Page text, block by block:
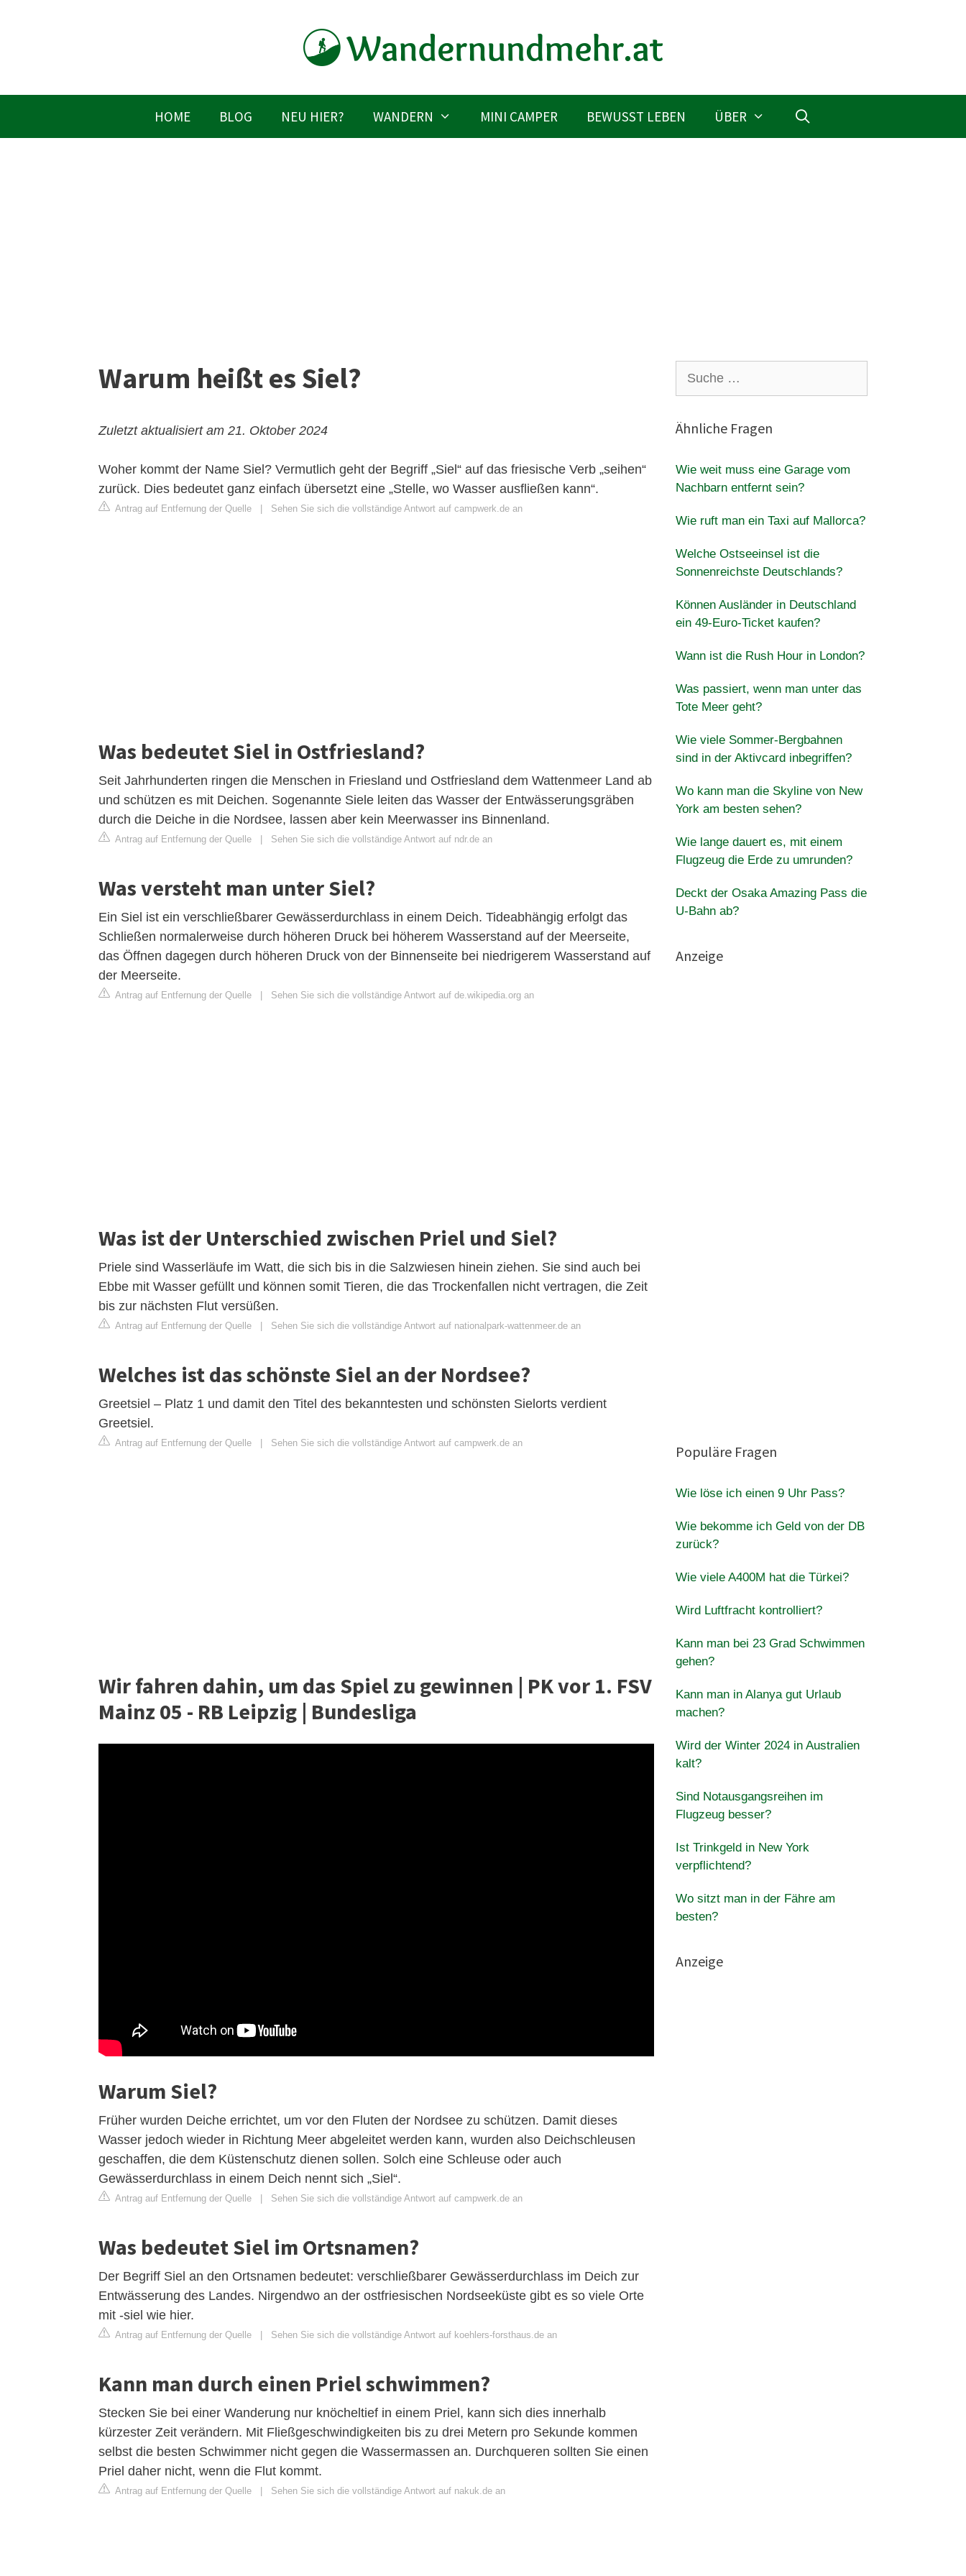
HOME BLOG NEU HIER? WANDERN MINI CAMPER BEWUSST LEBEN ÜBER
Warum heißt es Siel?
Zuletzt aktualisiert am 21. Oktober 2024
Woher kommt der Name Siel? Vermutlich geht der Begriff „Siel“ auf das friesische Verb „seihen“
zurück. Dies bedeutet ganz einfach übersetzt eine „Stelle, wo Wasser ausfließen kann“.
Antrag auf Entfernung der Quelle Sehen Sie sich die vollständige Antwort auf campwerk.de an
Was bedeutet Siel in Ostfriesland?
Seit Jahrhunderten ringen die Menschen in Friesland und Ostfriesland dem Wattenmeer Land ab
und schützen es mit Deichen. Sogenannte Siele leiten das Wasser der Entwässerungsgräben
durch die Deiche in die Nordsee, lassen aber kein Meerwasser ins Binnenland.
Antrag auf Entfernung der Quelle Sehen Sie sich die vollständige Antwort auf ndr.de an
Was versteht man unter Siel?
Ein Siel ist ein verschließbarer Gewässerdurchlass in einem Deich. Tideabhängig erfolgt das
Schließen normalerweise durch höheren Druck bei höherem Wasserstand auf der Meerseite,
das Öffnen dagegen durch höheren Druck von der Binnenseite bei niedrigerem Wasserstand auf
der Meerseite.
Antrag auf Entfernung der Quelle Sehen Sie sich die vollständige Antwort auf de.wikipedia.org an
Was ist der Unterschied zwischen Priel und Siel?
Priele sind Wasserläufe im Watt, die sich bis in die Salzwiesen hinein ziehen. Sie sind auch bei
Ebbe mit Wasser gefüllt und können somit Tieren, die das Trockenfallen nicht vertragen, die Zeit
bis zur nächsten Flut versüßen.
Antrag auf Entfernung der Quelle Sehen Sie sich die vollständige Antwort auf nationalpark-wattenmeer.de an
Welches ist das schönste Siel an der Nordsee?
Greetsiel – Platz 1 und damit den Titel des bekanntesten und schönsten Sielorts verdient
Greetsiel.
Antrag auf Entfernung der Quelle Sehen Sie sich die vollständige Antwort auf campwerk.de an
Wir fahren dahin, um das Spiel zu gewinnen | PK vor 1. FSV
Mainz 05 - RB Leipzig | Bundesliga
Warum Siel?
Früher wurden Deiche errichtet, um vor den Fluten der Nordsee zu schützen. Damit dieses
Wasser jedoch wieder in Richtung Meer abgeleitet werden kann, wurden also Deichschleusen
geschaffen, die dem Küstenschutz dienen sollen. Solch eine Schleuse oder auch
Gewässerdurchlass in einem Deich nennt sich „Siel“.
Antrag auf Entfernung der Quelle | Sehen Sie sich die vollständige Antwort auf campwerk.de an
Was bedeutet Siel im Ortsnamen?
Der Begriff Siel an den Ortsnamen bedeutet: verschließbarer Gewässerdurchlass im Deich zur
Entwässerung des Landes. Nirgendwo an der ostfriesischen Nordseeküste gibt es so viele Orte
mit -siel wie hier.
Antrag auf Entfernung der Quelle | Sehen Sie sich die vollständige Antwort auf koehlers-forsthaus.de an
Kann man durch einen Priel schwimmen?
Stecken Sie bei einer Wanderung nur knöcheltief in einem Priel, kann sich dies innerhalb
kürzester Zeit verändern. Mit Fließgeschwindigkeiten bis zu drei Metern pro Sekunde kommen
selbst die besten Schwimmer nicht gegen die Wassermassen an. Durchqueren sollten Sie einen
Priel daher nicht, wenn die Flut kommt.
Antrag auf Entfernung der Quelle | Sehen Sie sich die vollständige Antwort auf nakuk.de an
nach:
Ähnliche Fragen
Wie weit muss eine Garage vom
Nachbarn entfernt sein?
Wie ruft man ein Taxi auf Mallorca?
Welche Ostseeinsel ist die
Sonnenreichste Deutschlands?
Können Ausländer in Deutschland
ein 49-Euro-Ticket kaufen?
Wann ist die Rush Hour in London?
Was passiert, wenn man unter das
Tote Meer geht?
Wie viele Sommer-Bergbahnen
sind in der Aktivcard inbegriffen?
Wo kann man die Skyline von New
York am besten sehen?
Wie lange dauert es, mit einem
Flugzeug die Erde zu umrunden?
Deckt der Osaka Amazing Pass die
U-Bahn ab?
Anzeige
Populäre Fragen
Wie löse ich einen 9 Uhr Pass?
Wie bekomme ich Geld von der DB
zurück?
Wie viele A400M hat die Türkei?
Wird Luftfracht kontrolliert?
Kann man bei 23 Grad Schwimmen
gehen?
Kann man in Alanya gut Urlaub
machen?
Wird der Winter 2024 in Australien
kalt?
Sind Notausgangsreihen im
Flugzeug besser?
Ist Trinkgeld in New York
verpflichtend?
Wo sitzt man in der Fähre am
besten?
Anzeige